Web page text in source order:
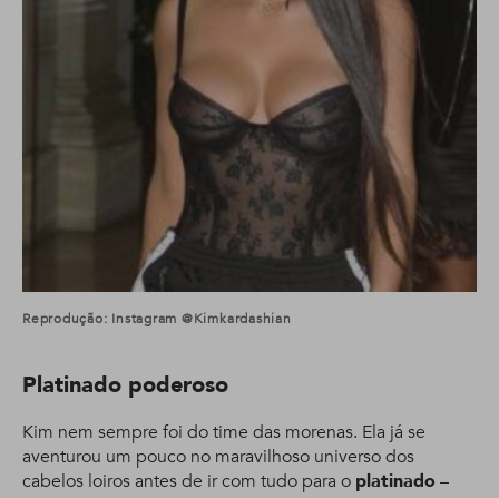
Reprodução: Instagram @kimkardashian
Platinado poderoso
Kim nem sempre foi do time das morenas. Ela já se
aventurou um pouco no maravilhoso universo dos
cabelos loiros antes de ir com tudo para o platinado –